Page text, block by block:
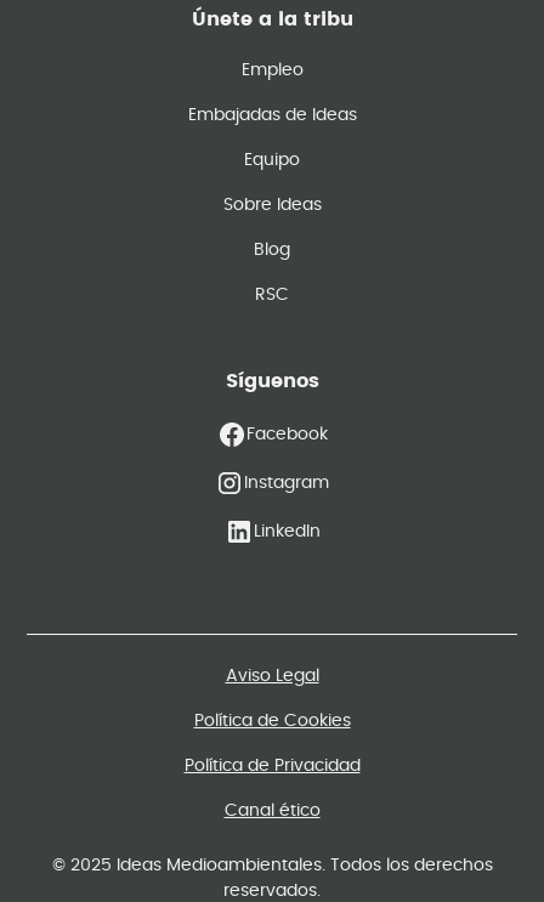
Únete a la tribu
Empleo
Embajadas de Ideas
Equipo
Sobre Ideas
Blog
RSC
Síguenos
Facebook
Instagram
LinkedIn
© 2025 Ideas Medioambientales. Todos los derechos
reservados.
Aviso Legal
Política de Cookies
Política de Privacidad
Canal ético